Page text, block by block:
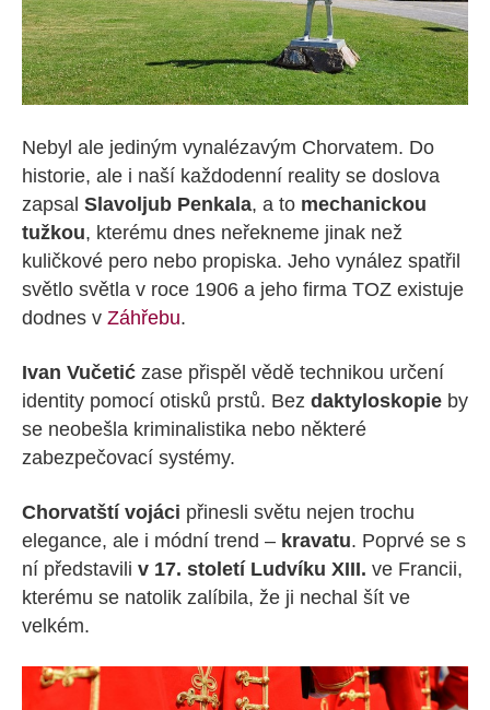
Nebyl ale jediným vynalézavým Chorvatem. Do
historie, ale i naší každodenní reality se doslova
zapsal Slavoljub Penkala, a to mechanickou
tužkou, kterému dnes neřekneme jinak než
kuličkové pero nebo propiska. Jeho vynález spatřil
světlo světla v roce 1906 a jeho firma TOZ existuje
dodnes v Záhřebu.
Ivan Vučetić zase přispěl vědě technikou určení
identity pomocí otisků prstů. Bez daktyloskopie by
se neobešla kriminalistika nebo některé
zabezpečovací systémy.
Chorvatští vojáci přinesli světu nejen trochu
elegance, ale i módní trend – kravatu. Poprvé se s
ní představili v 17. století Ludvíku XIII. ve Francii,
kterému se natolik zalíbila, že ji nechal šít ve
velkém.